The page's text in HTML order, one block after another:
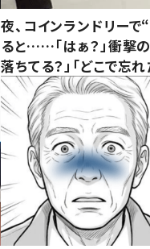
夜、コインランドリー
ると……「はぁ？」衝撃の
落ちてる？」「どこで忘